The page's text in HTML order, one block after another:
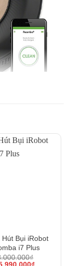
hình chữ D.
còn thấy
cuối cùng
và làm sạch
Hút Bụi iRobot
i7 Plus
₫
₫Giá